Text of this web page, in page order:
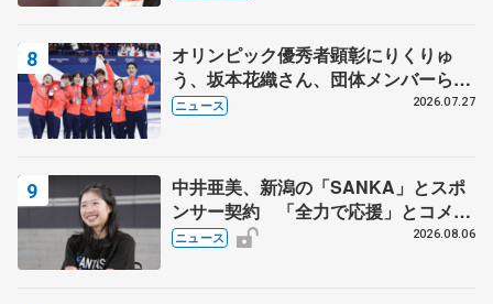
オリンピック優秀者顕彰にりくりゅ
う、坂本花織さん、団体メンバーら
8月7日に文科省が表彰式、ブルーノ・
ニュース 2026.07.27
中井亜美、新潟の「SANKA」とスポ
ンサー契約 「全力で応援」とコメン
ト
ニュース 2026.08.06